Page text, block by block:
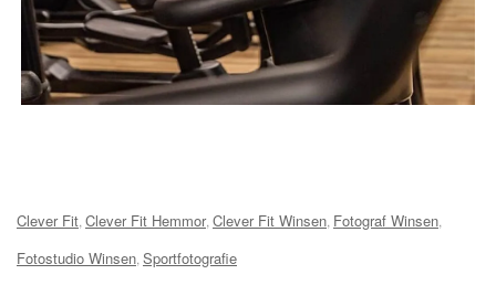
Tags:
Clever Fit Clever Fit Hemmor, Clever Fit Winsen Fotograf Winsen
Fotostudio Winsen Sportfotografie